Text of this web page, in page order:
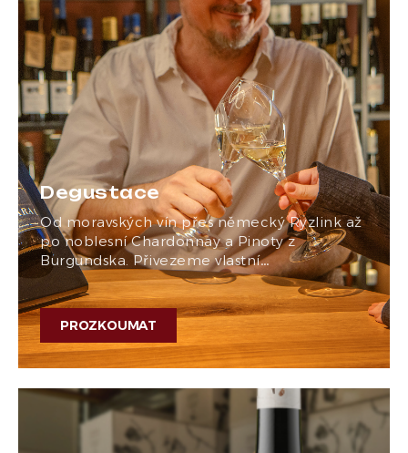
Degustace
Od moravských vín přes německý Ryzlink až
po noblesní Chardonnay a Pinoty z
Burgundska. Přivezeme vlastní…
PROZKOUMAT